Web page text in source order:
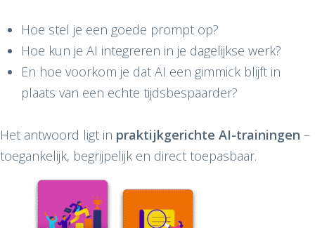
Hoe stel je een goede prompt op?
Hoe kun je AI integreren in je dagelijkse werk?
En hoe voorkom je dat AI een gimmick blijft in
plaats van een echte tijdsbespaarder?
Het antwoord ligt in praktijkgerichte AI-trainingen –
toegankelijk, begrijpelijk en direct toepasbaar.